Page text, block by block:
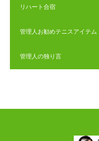
リハート合宿
管理人お勧めテニスアイテム
管理人の独り言